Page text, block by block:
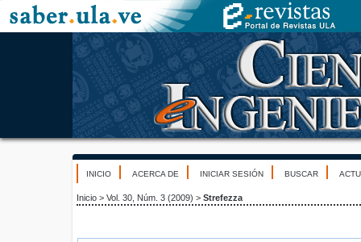
INICIO ACERCA DE INICIAR SESIÓN BUSCAR
Inicio > Vol. 30, Núm. 3 (2009) > Strefezza